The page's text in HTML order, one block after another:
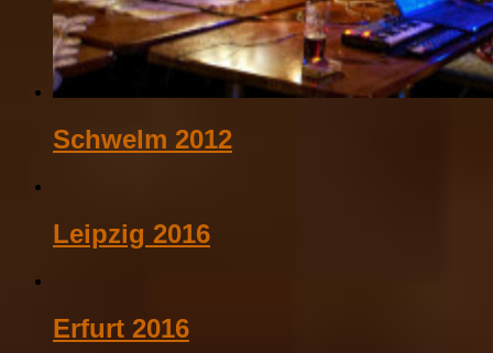
Schwelm 2012
Leipzig 2016
Erfurt 2016